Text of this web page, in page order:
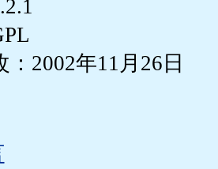
：2002年11月26日